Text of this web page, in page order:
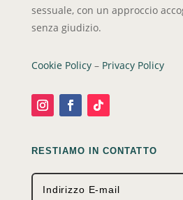
sessuale, con un approccio
senza giudizio.
Cookie Policy– Privacy Policy
RESTIAMO IN CONTATTO